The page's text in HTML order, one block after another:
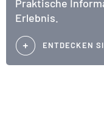
Praktische
Erlebnis.
ENTDECKEN